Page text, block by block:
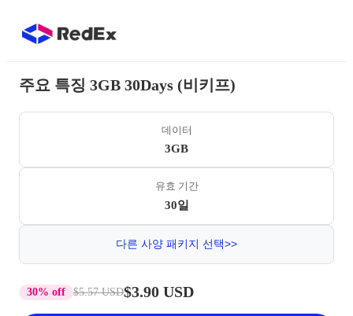
주요 특징 3GB 30Days (비키프)
데이터
3GB
유효 기간
30일
다른 사양 패키지 선택>>
30% off $5.57 USD$3.90 USD